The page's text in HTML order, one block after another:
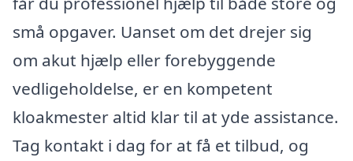
små opgaver. Uanset om det drejer sig
om akut hjælp eller forebyggende
vedligeholdelse, er en kompetent
kloakmester altid klar til at yde assistance.
Tag kontakt i dag for at få et tilbud, og